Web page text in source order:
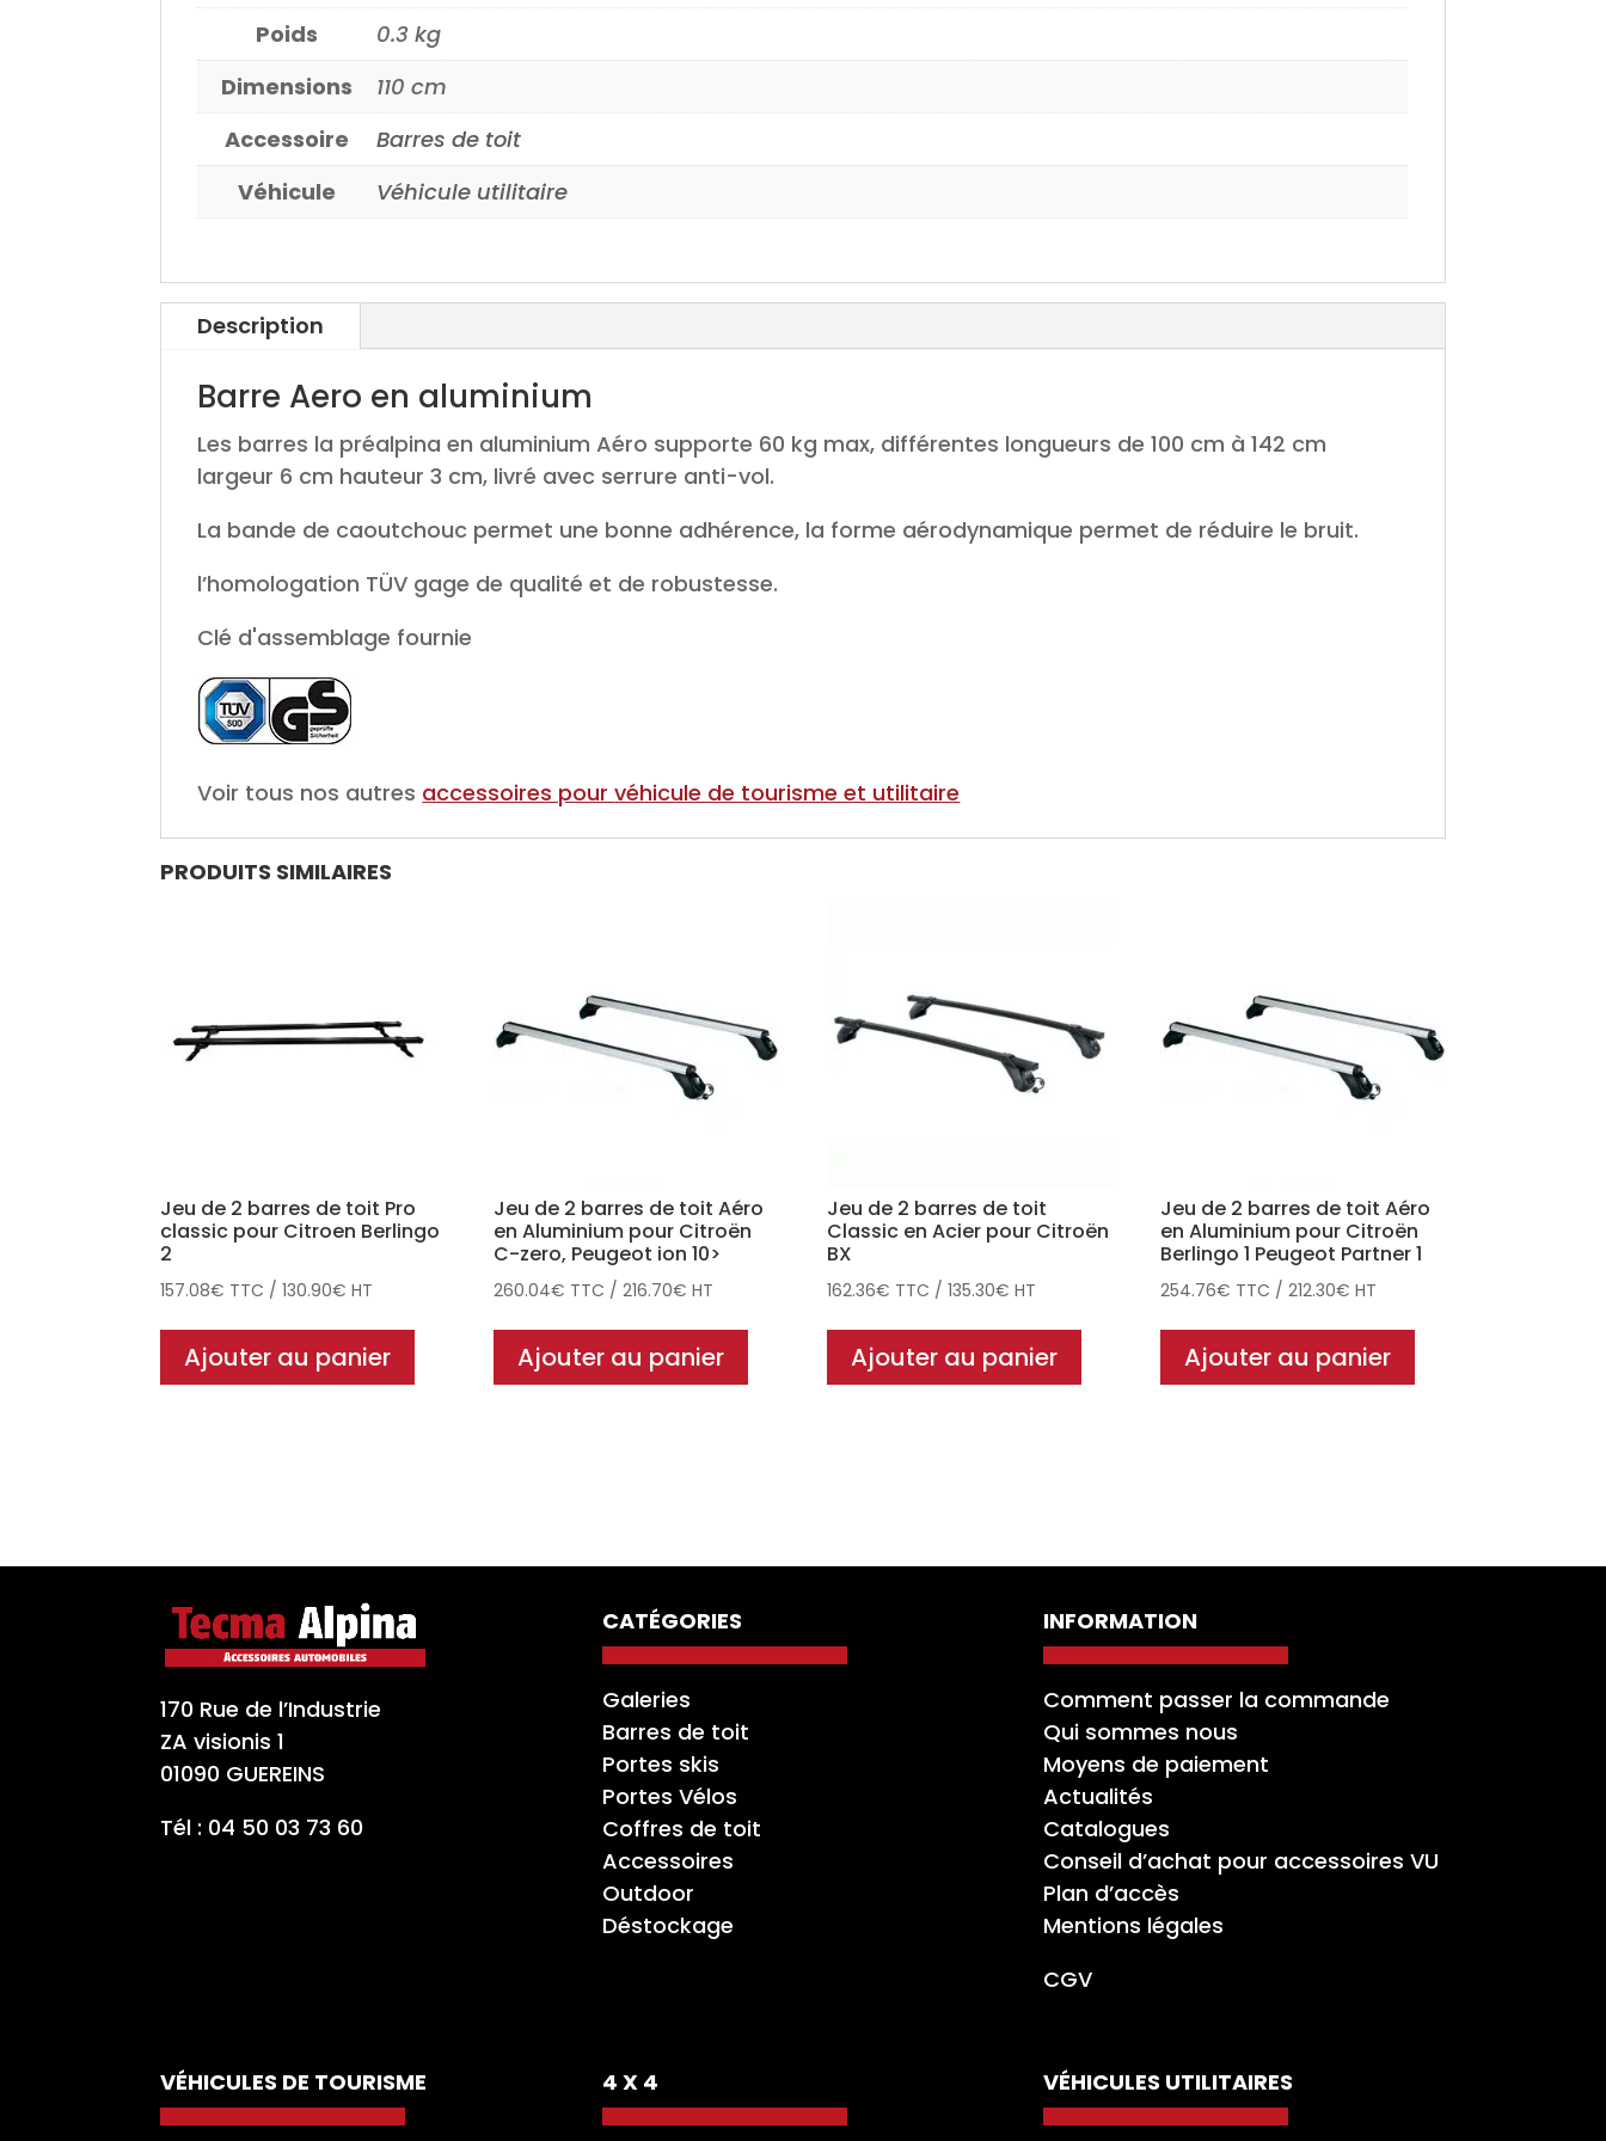
Poids
0.3 kg
Dimensions
110 cm
Accessoire
Barres de toit
Véhicule
Véhicule utilitaire
Description
Barre Aero en aluminium
Les barres la préalpina en aluminium Aéro supporte 60 kg max, différentes longueurs de 100 cm à 142 cm
largeur 6 cm hauteur 3 cm, livré avec serrure anti-vol.
La bande de caoutchouc permet une bonne adhérence, la forme aérodynamique permet de réduire le bruit.
l’homologation TÜV gage de qualité et de robustesse.
Clé d'assemblage fournie
Voir tous nos autres accessoires pourvéhicule de tourisme et utilitaire
PRODUITS SIMILAIRES
Jeu de 2 barres de toit Pro
classic pour Citroen Berlingo
2
157.08€ TTC /130.90€ HT
Ajouter au panier
Jeu de 2 barres de toit Aéro
en Aluminium pour Citroën
C-zero, Peugeot ion 10>
260.04€ TTC /216.70€ HT
Ajouter au panier
Jeu de 2 barres de toit
Classic en Acier pour Citroën
BX
162.36€ TTC /135.30€ HT
Ajouter au panier
Jeu de 2 barres de toit Aéro
en Aluminium pour Citroën
Berlingo 1 Peugeot Partner 1
254.76€ TTC /212.30€ HT
Ajouter au panier
170 Rue de l’Industrie
ZA visionis 1
01090 GUEREINS
Tél : 04 50 03 73 60
CATÉGORIES
Galeries
Barres de toit
Portes skis
Portes Vélos
Coffres de toit
Accessoires
Outdoor
Déstockage
INFORMATION
Comment passer la commande
Qui sommes nous
Moyens de paiement
Actualités
Catalogues
Conseil d’achat pour accessoires VU
Plan d’accès
Mentions légales
CGV
VÉHICULES DE TOURISME 4 X 4 VÉHICULES UTILITAIRES